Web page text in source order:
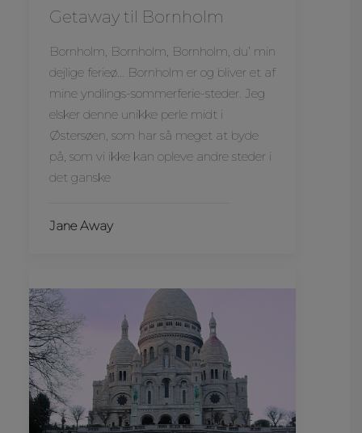
Getaway til Bornholm
Bornholm, Bornholm, Bornholm, du’ min
dejlige ferieø… Bornholm er og bliver et af
mine yndlings-sommerferie-steder. Jeg
elsker denne unikke perle midt i
Østersøen, som har så meget at byde
på, som vi ikke kan opleve andre steder i
det ganske
Jane Away